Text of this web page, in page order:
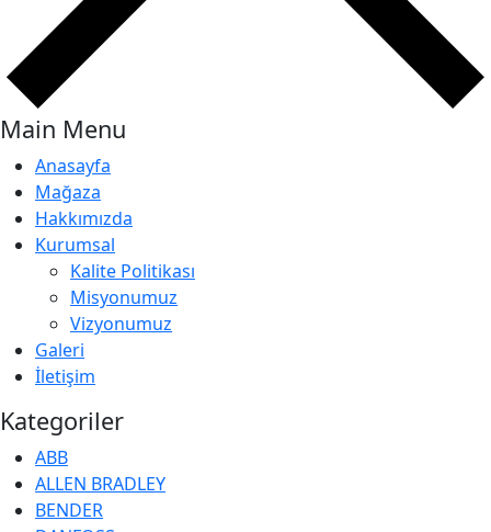
Main Menu
Anasayfa
Mağaza
Hakkımızda
Kurumsal
Kalite Politikası
Misyonumuz
Vizyonumuz
Galeri
İletişim
Kategoriler
ABB
ALLEN BRADLEY
BENDER